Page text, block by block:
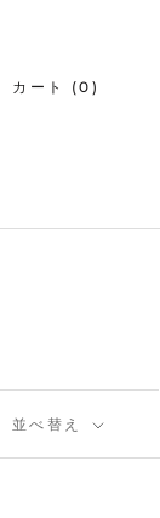
カート (0 )
並べ替え